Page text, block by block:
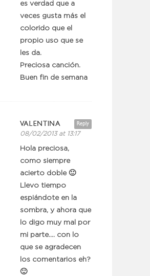
es verdad que a
veces gusta más el
colorido que el
propio uso que se
les da.
Preciosa canción.
Buen fin de semana
Reply
VALENTINA
08/02/2013 at 13:17
Hola preciosa,
como siempre
acierto doble 🙂
Llevo tiempo
espiándote en la
sombra, y ahora que
lo digo muy mal por
mi parte…. con lo
que se agradecen
los comentarios eh?
🙂